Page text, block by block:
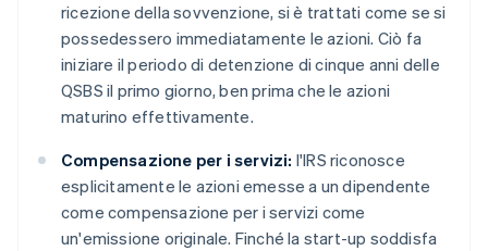
ricezione della sovvenzione, si è trattati come se si
possedessero immediatamente le azioni. Ciò fa
iniziare il periodo di detenzione di cinque anni delle
QSBS il primo giorno, ben prima che le azioni
maturino effettivamente.
Compensazione per i servizi: l'IRS riconosce
esplicitamente le azioni emesse a un dipendente
come compensazione per i servizi come
un'emissione originale. Finché la start-up soddisfa